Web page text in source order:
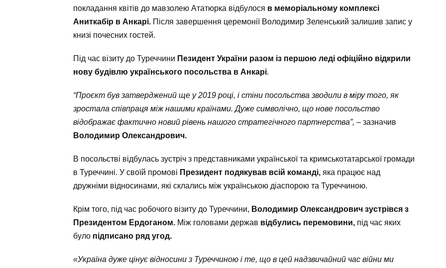
покладання квітів до мавзолею Ататюрка відбулося в меморіальному комплексі
Аниткабір в Анкарі. Після завершення церемонії Володимир Зеленський залишив запис у
книзі почесних гостей.
Під час візиту до Туреччини Пезидент України разом із першою леді офіційно відкрили
нову будівлю українського посольства в Анкарі.
“Проєкт був затверджений ще у 2019 році, і стіни посольства зводили в міру того, як
зростала співпраця між нашими країнами. Дуже символічно, що нове посольство
відображає фактично новий рівень нашого стратегічного партнерства”, – зазначив
Володимир Олександрович.
В посольстві відбулась зустріч з представниками української та кримськотатарської громади
в Туреччині. У своїй промові Президент подякував всій команді, яка працює над
дружніми відносинами, які склались між українською діаспорою та Туреччиною.
Крім того, під час робочого візиту до Туреччини, Володимир Олександрович зустрівся з
Президентом Ердоганом. Між головами держав відбулись перемовини, під час яких
було підписано ряд угод.
«Україна дуже цінує відносини з Туреччиною і те, що в цей надзвичайний час війни ми